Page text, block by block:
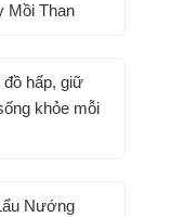
Mồi Than
hấp, giữ
khỏe mỗi
Nướng